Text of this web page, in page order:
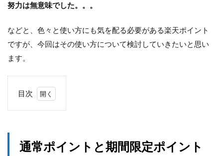
努力は無意味でした。。。
などと、色々と使い方にも気を配る必要がある楽天ポイント
ですが、今回はその使い方について検討していきたいと思い
ます。
目次
イ
通常ポイントと期間限定ポイント